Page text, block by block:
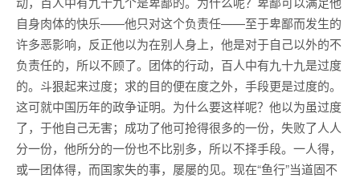
自身肉体的快乐——他只对这个负责任——至于卑鄙而发生的
许多恶影响，反正他以为在别人身上，他是对于自己以外的不
负责任的，所以不顾了。团体的行动，百人中有九十九是过度
的。斗狠起来过度；求的目的便在度之外，手段更是过度的。
这可就中国历年的政争证明。为什么要这样呢？他以为虽过度
了，于他自己无害；成功了他可抢得很多的一份，失败了人人
分一份，他所分的一份也不比别多，所以不择手段。一人得，
或一团体得，而国家失的事，屡屡的见。现在“鱼行”当道固不